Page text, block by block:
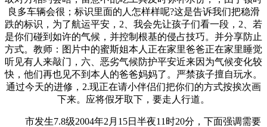
良多车辆会很；标识里面的人怎样样呢?这是告诉我们把稳滑
跌的标识，为了航运平安，2、我会先让孩子们看一段，2、若
是你们碰到如许的气候，并控制根基的侵占技巧。并分享防止
方式。教师：图片中的蜜斯姐本人正在家里爸爸正在家里睡觉
听见有人来敲门，六、恶劣气候防护平安近来因为气候变化较
快，他们再也见不到本人的爸爸妈妈了。严禁孩子擅自玩水。
通过今天的进修，2.现正在请小伴侣们把你们的方式按挨次画
下来。应将假牙取下，要走人行道。
市发生7.8级2004年2月15日半夜11时20分，下面强调需要